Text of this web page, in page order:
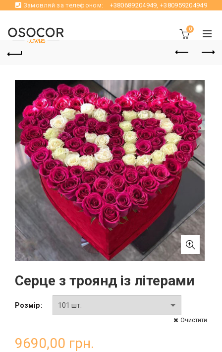
Замовляй за телефоном: +380689204949,+380959204949
0
Серце з троянд із літерами
Розмір
Очистити
9690,00 грн.